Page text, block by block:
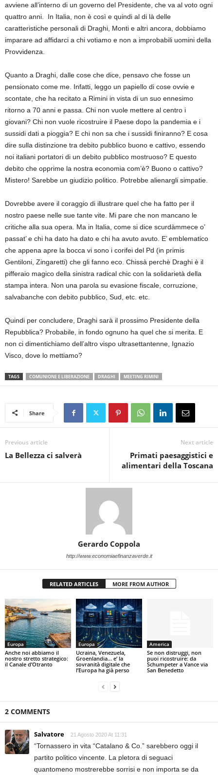
avviene all’interno di un governo del Presidente, che va al voto ogni
quattro anni. In Italia, non è così e quindi al di là delle
caratteristiche personali di Draghi, Monti e altri ancora, dobbiamo
imparare ad affidarci a chi votiamo e non a improbabili uomini della
Provvidenza.
Quanto a Draghi, dalle cose che dice, pensavo che fosse un
pensionato come me. Infatti, leggo un papiello di cose ovvie e
scontate, che ha recitato a Rimini in vista di un suo ennesimo
ritorno a 70 anni e passa. Chi non vuole mettere al centro i
giovani? Chi non vuole ricostruire il Paese dopo la pandemia e i
sussidi dati a pioggia? E chi non sa che i sussidi finiranno? E cosa
dire sulla distinzione tra debito pubblico buono e cattivo, essendo
noi italiani portatori di un debito pubblico mostruoso? E questo
debito che opprime la nostra economia com’è? Buono o cattivo?
Mistero! Sarebbe un giudizio politico. Potrebbe alienargli simpatie.
Dovrebbe avere il coraggio di illustrare quel che ha fatto per il
nostro paese nelle sue tante vite. Mi pare che non mancano le
critiche alla sua opera. Ma in Italia, come si dice scurdàmmece o’
passat’ e chi ha dato ha dato e chi ha avuto avuto. E’ emblematico
che appena apre la bocca vi sono i corifei del Pd (in primis
Gentiloni, Zingaretti) che gli fanno eco. Chissà perchè Draghi è il
pifferaio magico della sinistra radical chic con la solidarietà della
stampa intera. Non una parola su evasione fiscale, corruzione,
salvabanche con debito pubblico, Sud, etc. etc.
Quindi per concludere, Draghi sarà il prossimo Presidente della
Repubblica? Probabile, in fondo ognuno ha quel che si merita. E
non ci dimentichiamo dell’altro vispo ultrasettantenne, Ignazio
Visco, dove lo mettiamo?
TAGS COMUNIONE E LIBERAZIONE DRAGHI MEETING RIMINI
Share
Previous article
La Bellezza ci salverà
Next article
Primati paesaggistici e
alimentari della Toscana
Gerardo Coppola
http://www.economiaefinanzaverde.it
RELATED ARTICLES MORE FROM AUTHOR
Europa
Anche noi abbiamo il
nostro stretto strategico:
il Canale d’Otranto
Europa
Ucraina, Venezuela,
Groenlandia… e’ la
sovranità digitale che
l’Europa ha già perso
America
Se non distruggi, non
puoi ricostruire: da
Schumpeter a Vance via
San Benedetto
2 COMMENTS
Salvatore 21 Agosto 2020 At 11:31
“Tornassero in vita “Catalano & Co.” sarebbero oggi il
partito politico vincente. La pletora di seguaci
quantomeno mostrerebbe sorrisi e non importa se da